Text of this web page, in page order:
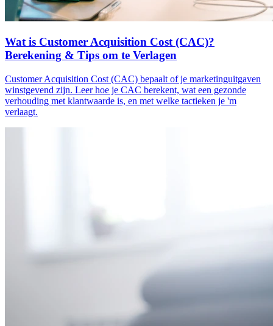
Wat is Customer Acquisition Cost (CAC)?
Berekening & Tips om te Verlagen
Customer Acquisition Cost (CAC) bepaalt of je marketinguitgaven
winstgevend zijn. Leer hoe je CAC berekent, wat een gezonde
verhouding met klantwaarde is, en met welke tactieken je 'm
verlaagt.